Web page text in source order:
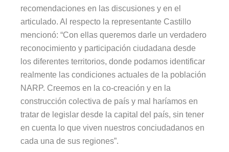
recomendaciones en las discusiones y en el
articulado. Al respecto la representante Castillo
mencionó: “Con ellas queremos darle un verdadero
reconocimiento y participación ciudadana desde
los diferentes territorios, donde podamos identificar
realmente las condiciones actuales de la población
NARP. Creemos en la co-creación y en la
construcción colectiva de país y mal haríamos en
tratar de legislar desde la capital del país, sin tener
en cuenta lo que viven nuestros conciudadanos en
cada una de sus regiones”.